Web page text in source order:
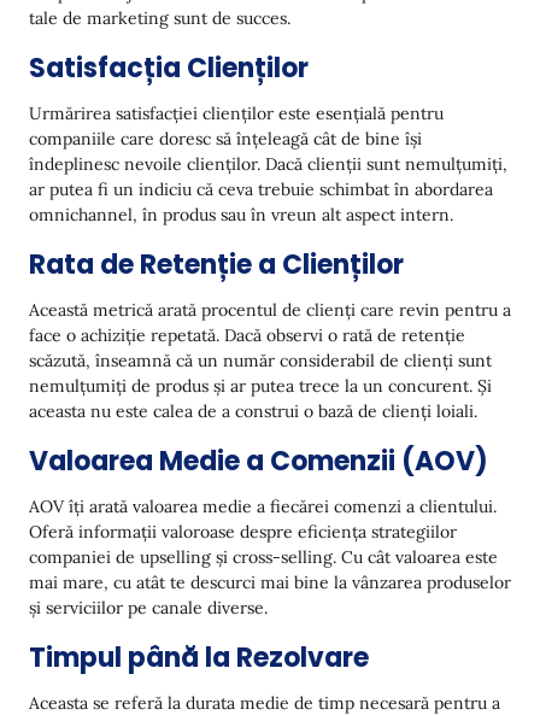
tale de marketing sunt de succes.
Satisfacția Clienților
Urmărirea satisfacției clienților este esențială pentru
companiile care doresc să înțeleagă cât de bine își
îndeplinesc nevoile clienților. Dacă clienții sunt nemulțumiți,
ar putea fi un indiciu că ceva trebuie schimbat în abordarea
omnichannel, în produs sau în vreun alt aspect intern.
Rata de Retenție a Clienților
Această metrică arată procentul de clienți care revin pentru a
face o achiziție repetată. Dacă observi o rată de retenție
scăzută, înseamnă că un număr considerabil de clienți sunt
nemulțumiți de produs și ar putea trece la un concurent. Și
aceasta nu este calea de a construi o bază de clienți loiali.
Valoarea Medie a Comenzii (AOV)
AOV îți arată valoarea medie a fiecărei comenzi a clientului.
Oferă informații valoroase despre eficiența strategiilor
companiei de upselling și cross-selling. Cu cât valoarea este
mai mare, cu atât te descurci mai bine la vânzarea produselor
și serviciilor pe canale diverse.
Timpul până la Rezolvare
Aceasta se referă la durata medie de timp necesară pentru a